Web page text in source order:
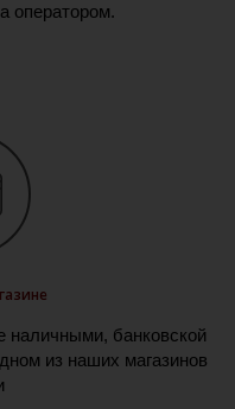
оператором.
наличными, банковской
из наших магазинов